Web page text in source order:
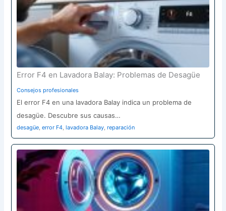
Error F4 en Lavadora Balay: Problemas de Desagüe
Consejos profesionales
El error F4 en una lavadora Balay indica un problema de
desagüe. Descubre sus causas…
desagüe,error F4,lavadora Balay,reparación